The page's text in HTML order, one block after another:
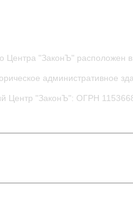
Центра "ЗаконЪ" расположен
административное
Центр "ЗаконЪ": ОГРН